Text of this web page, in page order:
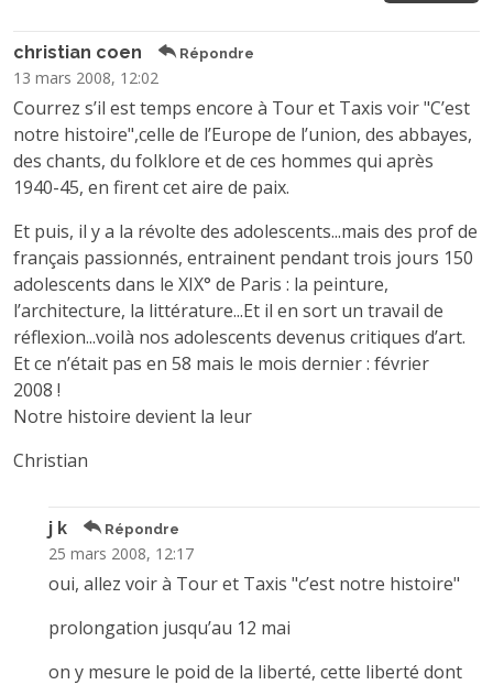
christian coen Répondre
13 mars 2008, 12:02
Courrez s’il est temps encore à Tour et Taxis voir "C’est
notre histoire",celle de l’Europe de l’union, des abbayes,
des chants, du folklore et de ces hommes qui après
1940-45, en firent cet aire de paix.
Et puis, il y a la révolte des adolescents...mais des prof de
français passionnés, entrainent pendant trois jours 150
adolescents dans le XIX° de Paris : la peinture,
l’architecture, la littérature...Et il en sort un travail de
réflexion...voilà nos adolescents devenus critiques d’art.
Et ce n’était pas en 58 mais le mois dernier : février
2008 !
Notre histoire devient la leur
Christian
j k Répondre
25 mars 2008, 12:17
oui, allez voir à Tour et Taxis "c’est notre histoire"
prolongation jusqu’au 12 mai
on y mesure le poid de la liberté, cette liberté dont